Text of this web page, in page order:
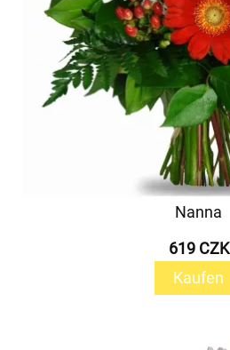
Nanna
619 CZK
Kaufen